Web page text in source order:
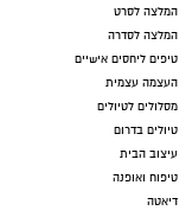
המלצה לסרט
המלצה לסדרה
טיפים ליחסים אישיים
העצמה עצמית
מסלולים לטיולים
טיולים בדרום
עיצוב הבית
טיפוח ואופנה
דיאטה